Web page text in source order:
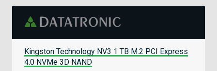
Kingston Technology NV3 1 TB M.2 PCI Express
4.0 NVMe 3D NAND